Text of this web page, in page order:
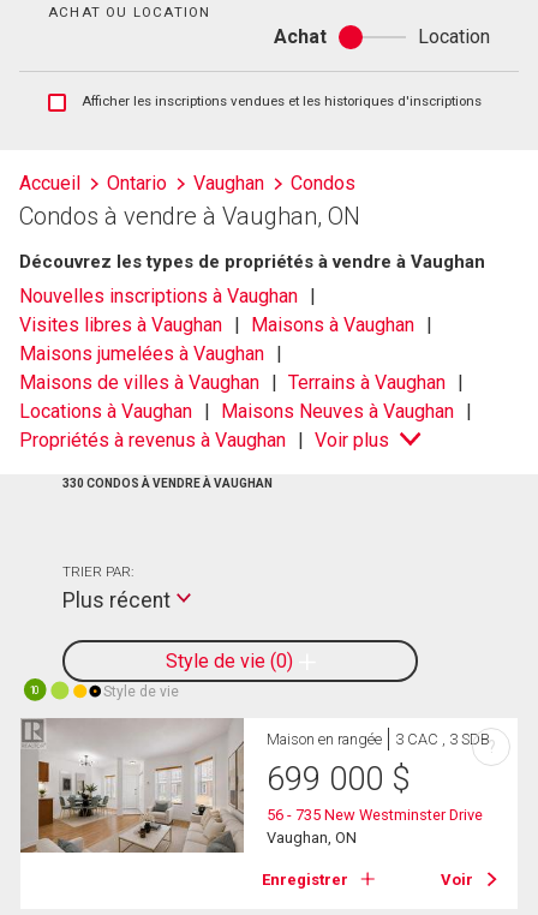
ACHAT OU LOCATION
Achat
Achat
ou
location
Location
Afficher
et
les
d'inscriptions
Afficher les inscriptions vendues et les historiques d'inscriptions
Accueil Ontario Vaughan Condos
Condos à vendre à Vaughan, ON
Découvrez les types de propriétés à vendre à Vaughan
Nouvelles inscriptions à Vaughan
Visites libres à Vaughan
Maisons à Vaughan
Maisons jumelées à Vaughan
Maisons de villes à Vaughan
Terrains à Vaughan
Locations à Vaughan
Maisons Neuves à Vaughan
Propriétés à revenus à Vaughan
Voir plus
330 CONDOS À VENDRE À VAUGHAN
Style de vie 0
TRIER PAR:
Plus récent
10 Style de vie
Maison en rangée 3 CAC , 3 SDB
699 000 $
56 - 735 New Westminster Drive
Vaughan, ON
Enregistrer Voir
?